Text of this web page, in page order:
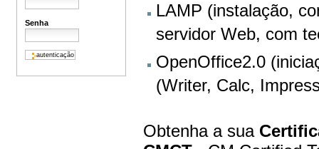
Senha
LAMP (instalação,
servidor Web, com
OpenOffice2.0
(Writer, Calc,
Obtenha a sua